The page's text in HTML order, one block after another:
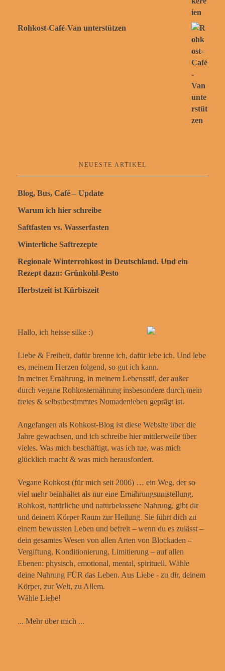
Rohkost-Café-Van unterstützen
NEUESTE ARTIKEL
Blog, Bus, Café – Update
Warum ich hier schreibe
Saftfasten vs. Wasserfasten
Winterliche Saftrezepte
Regionale Winterrohkost in Deutschland. Und ein
Rezept dazu: Grünkohl-Pesto
Herbstzeit ist Kürbiszeit
Hallo, ich heisse silke :)
Liebe & Freiheit, dafür brenne ich, dafür lebe ich. Und lebe
es, meinem Herzen folgend, so gut ich kann.
In meiner Ernährung, in meinem Lebensstil, der außer
durch vegane Rohkosternährung insbesondere durch mein
freies & selbstbestimmtes Nomadenleben geprägt ist.
Angefangen als Rohkost-Blog ist diese Website über die
Jahre gewachsen, und ich schreibe hier mittlerweile über
vieles. Was mich beschäftigt, was ich tue, was mich
glücklich macht & was mich herausfordert.
Vegane Rohkost (für mich seit 2006) … ein Weg, der so
viel mehr beinhaltet als nur eine Ernährungsumstellung.
Rohkost, natürliche und naturbelassene Nahrung, gibt dir
und deinem Körper Raum zur Heilung. Sie führt dich zu
einem bewussten Leben und befreit – wenn du es zulässt –
dein gesamtes Wesen von allen Arten von Blockaden –
Vergiftung, Konditionierung, Limitierung – auf allen
Ebenen: physisch, emotional, mental, spirituell. Wähle
deine Nahrung FÜR das Leben. Aus Liebe - zu dir, deinem
Körper, zur Welt, zu Allem.
Wähle Liebe!
... Mehr über mich ...